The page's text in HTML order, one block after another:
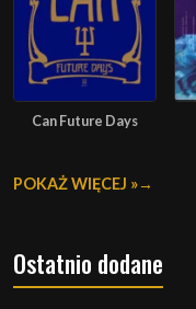
Can Future Days
POKAŻ WIĘCEJ »
Ostatnio dodane